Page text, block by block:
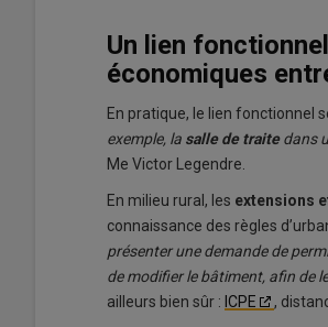
Un lien
économiques
En pratique, le lien fonctionnel
exemple, la salle de traitedans
Me Victor Legendre.
En milieu rural, les extensions
connaissance des règles
présenter une demande de
de modifier le bâtiment, afin de
ailleurs bien sûr : ICPE ,